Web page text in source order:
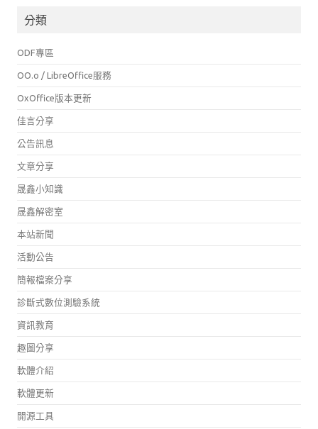
分類
ODF專區
OO.o / LibreOffice服務
OxOffice版本更新
佳言分享
公告訊息
文章分享
晟鑫小知識
晟鑫解密室
本站新聞
活動公告
簡報檔案分享
診斷式數位測驗系統
資訊教育
趣圖分享
軟體介紹
軟體更新
開源工具